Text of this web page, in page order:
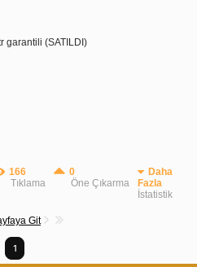
garantili (SATILDI)
166
Tıklama
0
Öne Çıkarma
Daha
Fazla
İstatistik
Git
1